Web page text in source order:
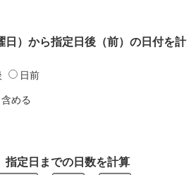
日）から指定日後（前）の日付を計
日前
含める
指定日までの日数を計算